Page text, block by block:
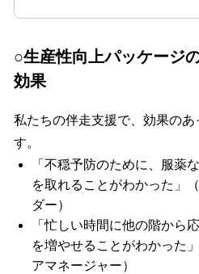
○生産性向上パッケージ
効果
私たちの伴走支援で、効果のあ
す。
「不穏予防のために、服薬
を取れることがわかった」
ダー）
「忙しい時間に他の階から
を増やせることがわかった
アマネージャー）